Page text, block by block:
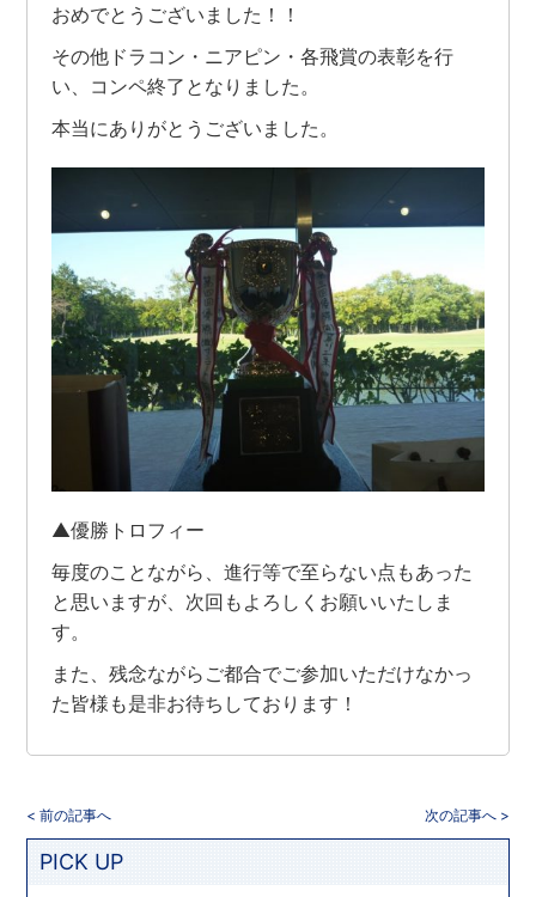
おめでとうございました！！
その他ドラコン・ニアピン・各飛賞の表彰を行
い、コンペ終了となりました。
本当にありがとうございました。
▲優勝トロフィー
毎度のことながら、進行等で至らない点もあった
と思いますが、次回もよろしくお願いいたしま
す。
また、残念ながらご都合でご参加いただけなかっ
た皆様も是非お待ちしております！
< 前の記事へ 次の記事へ >
PICK UP